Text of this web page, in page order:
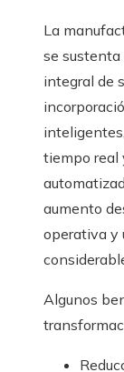
La
se
integral de
tiempo real
aumento
operativa y
Algunos